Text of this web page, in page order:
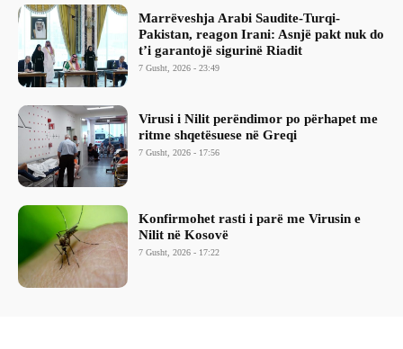
Marrëveshja Arabi Saudite-Turqi-
Pakistan, reagon Irani: Asnjë pakt nuk do
t’i garantojë sigurinë Riadit
7 Gusht, 2026 - 23:49
Virusi i Nilit perëndimor po përhapet me
ritme shqetësuese në Greqi
7 Gusht, 2026 - 17:56
Konfirmohet rasti i parë me Virusin e
Nilit në Kosovë
7 Gusht, 2026 - 17:22